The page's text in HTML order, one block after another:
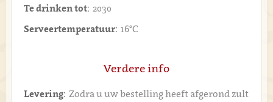
Te drinken tot: 2030
Serveertemperatuur: 16°C
Verdere info
Levering: Zodra u uw bestelling heeft afgerond zult